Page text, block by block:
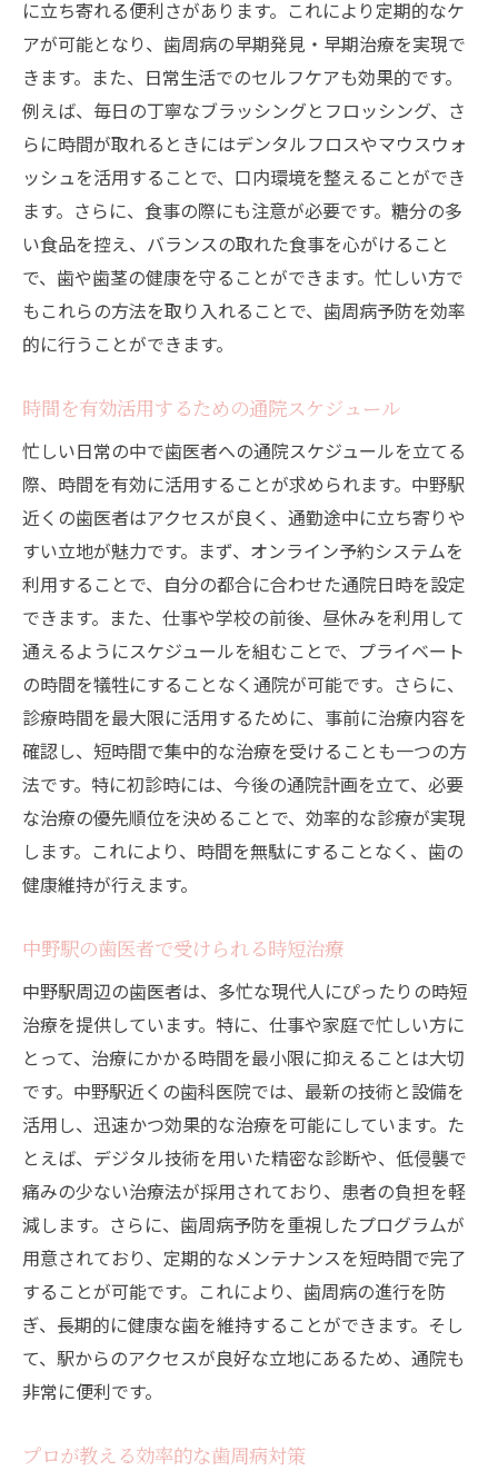
に立ち寄れる便利さがあります。これにより定期的なケ
アが可能となり、歯周病の早期発見・早期治療を実現で
きます。また、日常生活でのセルフケアも効果的です。
例えば、毎日の丁寧なブラッシングとフロッシング、さ
らに時間が取れるときにはデンタルフロスやマウスウォ
ッシュを活用することで、口内環境を整えることができ
ます。さらに、食事の際にも注意が必要です。糖分の多
い食品を控え、バランスの取れた食事を心がけること
で、歯や歯茎の健康を守ることができます。忙しい方で
もこれらの方法を取り入れることで、歯周病予防を効率
的に行うことができます。
時間を有効活用するための通院スケジュール
忙しい日常の中で歯医者への通院スケジュールを立てる
際、時間を有効に活用することが求められます。中野駅
近くの歯医者はアクセスが良く、通勤途中に立ち寄りや
すい立地が魅力です。まず、オンライン予約システムを
利用することで、自分の都合に合わせた通院日時を設定
できます。また、仕事や学校の前後、昼休みを利用して
通えるようにスケジュールを組むことで、プライベート
の時間を犠牲にすることなく通院が可能です。さらに、
診療時間を最大限に活用するために、事前に治療内容を
確認し、短時間で集中的な治療を受けることも一つの方
法です。特に初診時には、今後の通院計画を立て、必要
な治療の優先順位を決めることで、効率的な診療が実現
します。これにより、時間を無駄にすることなく、歯の
健康維持が行えます。
中野駅の歯医者で受けられる時短治療
中野駅周辺の歯医者は、多忙な現代人にぴったりの時短
治療を提供しています。特に、仕事や家庭で忙しい方に
とって、治療にかかる時間を最小限に抑えることは大切
です。中野駅近くの歯科医院では、最新の技術と設備を
活用し、迅速かつ効果的な治療を可能にしています。た
とえば、デジタル技術を用いた精密な診断や、低侵襲で
痛みの少ない治療法が採用されており、患者の負担を軽
減します。さらに、歯周病予防を重視したプログラムが
用意されており、定期的なメンテナンスを短時間で完了
することが可能です。これにより、歯周病の進行を防
ぎ、長期的に健康な歯を維持することができます。そし
て、駅からのアクセスが良好な立地にあるため、通院も
非常に便利です。
プロが教える効率的な歯周病対策